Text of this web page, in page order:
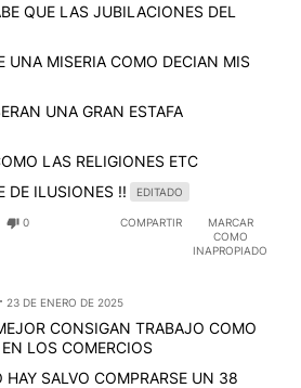
QUE LAS JUBILACIONES DEL
UNA MISERIA COMO DECIAN MIS
UNA GRAN ESTAFA
LAS RELIGIONES ETC
DE ILUSIONES !!
EDITADO
0 COMPARTIR
MARCAR
COMO
INAPROPIADO
SAVINO.
23 DE ENERO DE 2025
CONSIGAN TRABAJO COMO
LOS COMERCIOS
HAY SALVO COMPRARSE UN 38